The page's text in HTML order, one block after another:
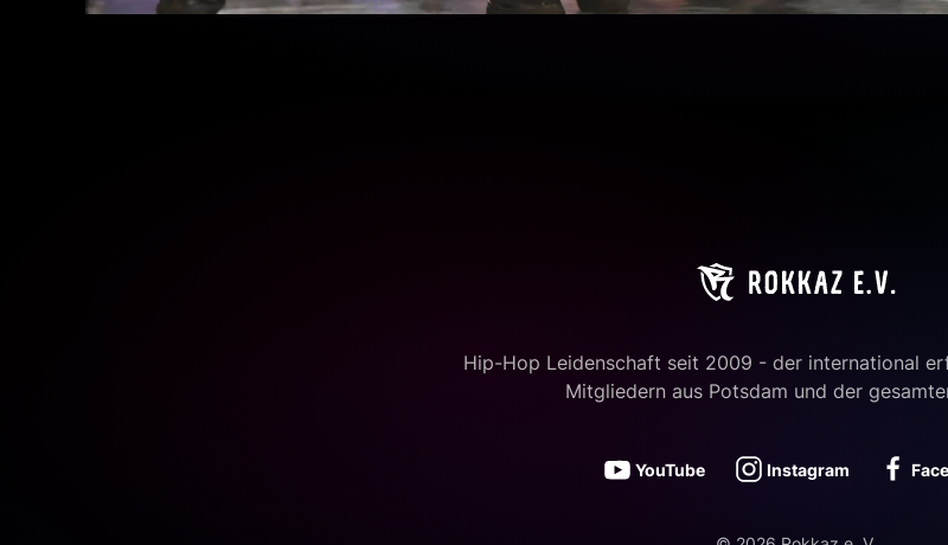
Hip-Hop Leidenschaft seit 2009 - der international
Mitgliedern aus Potsdam und der
YouTube Instagram